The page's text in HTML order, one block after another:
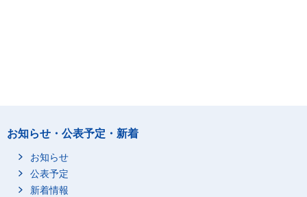
お知らせ・公表予定・新着
お知らせ
公表予定
新着情報